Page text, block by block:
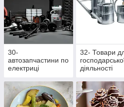
30-
автозапчастини по
електриці
32- Товари
діяльності